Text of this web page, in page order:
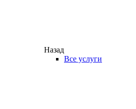
Назад
Все услуги